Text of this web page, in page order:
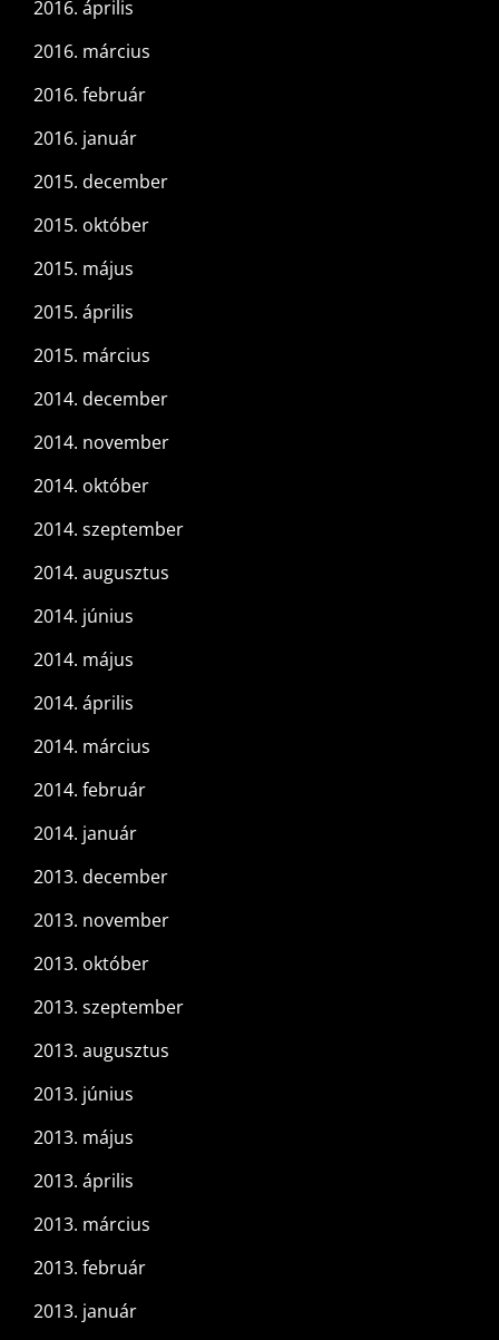
2016. április
2016. március
2016. február
2016. január
2015. december
2015. október
2015. május
2015. április
2015. március
2014. december
2014. november
2014. október
2014. szeptember
2014. augusztus
2014. június
2014. május
2014. április
2014. március
2014. február
2014. január
2013. december
2013. november
2013. október
2013. szeptember
2013. augusztus
2013. június
2013. május
2013. április
2013. március
2013. február
2013. január